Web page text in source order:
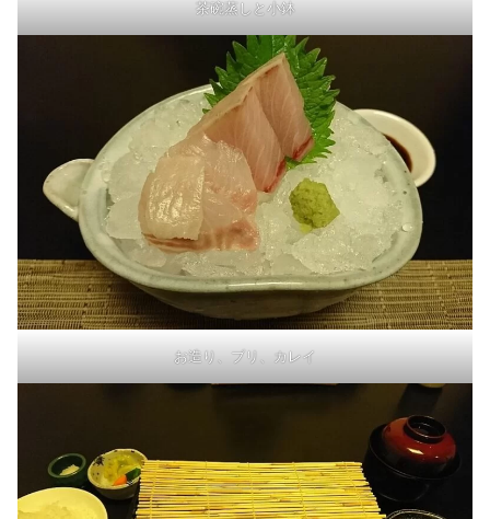
茶碗蒸しと小鉢
お造り、ブリ、カレイ